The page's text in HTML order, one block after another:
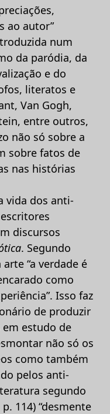
ao autor”
num
da paródia, da
e do
literatos e
Van Gogh,
entre outros,
não só sobre a
sobre fatos de
nas histórias
vida dos anti-
discursos
. Segundo
“a verdade é
como
Isso faz
de produzir
estudo de
não só os
como também
pelos anti-
segundo
114) “desmente